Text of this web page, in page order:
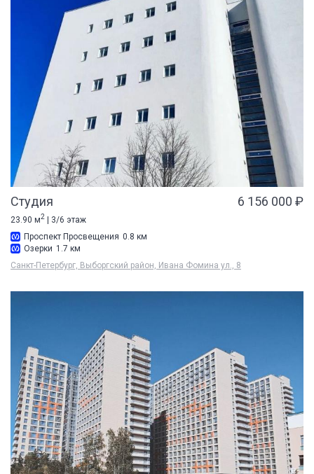
Студия 6 156 000 ₽
23.90 м2 | 3/6 этаж
Проспект Просвещения 0.8 км
Озерки 1.7 км
Санкт-Петербург, Выборгский район, Ивана Фомина ул., 8